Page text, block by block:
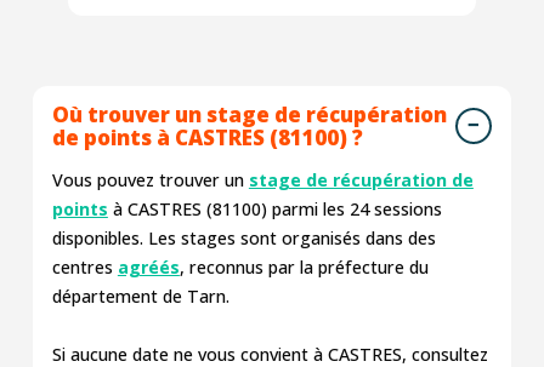
Où trouver un stage de récupération
de points à CASTRES (81100) ?
Vous pouvez trouver un stage de récupération de
points à CASTRES (81100) parmi les 24sessions
disponibles. Les stages sont organisés dans des
centres agréés, reconnus par la préfecture du
département de Tarn.
Si aucune date ne vous convient à CASTRES, consultez